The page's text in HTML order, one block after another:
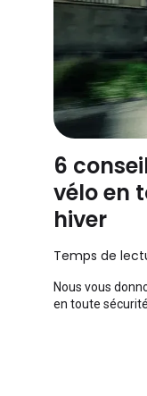
6
vélo en
hiver
Temps de
Nous vous
en toute